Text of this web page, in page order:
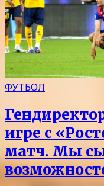
ФУТБОЛ
игре с
матч. Мы